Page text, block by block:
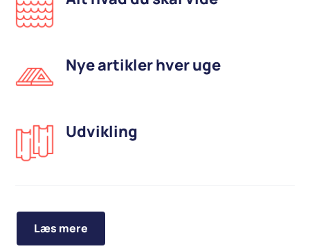
Nye artikler hver uge
Udvikling
Læs mere